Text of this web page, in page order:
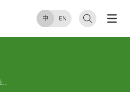
中 EN
打籽西葫芦行业精英云集新疆三瑞，为葫芦种植户带来哪些优势？